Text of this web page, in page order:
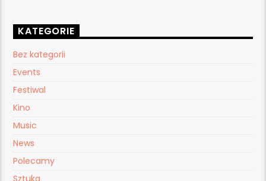
KATEGORIE
Bez kategorii
Events
Festiwal
Kino
Music
News
Polecamy
Sztuka